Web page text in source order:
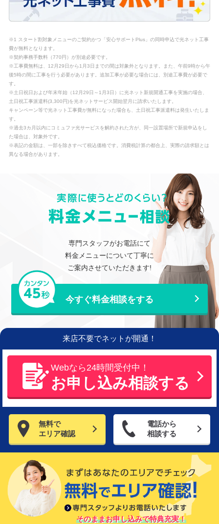
※1 スタート割対象メニューのご契約かつ「安心サポートPlus」の同時申込で光ネット工事
費が無料となります。
※契約事務手数料（770円）が別途必要です。
※工事費無料は、12月29日から1月3日までの間は対象外となります。また、午前9時から午
後5時の間に工事を行う必要があります。追加工事が必要な場合には、別途工事費が必要で
す。
※土日祝日および年末年始（12月29日～1月3日）に光ネット新規開通工事を実施の場合、
土日祝工事派遣料(3,300円)を光ネットサービス開始翌月に請求いたします。
キャンペーン等で光ネット工事費が無料になった場合も、土日祝工事派遣料は発生いたしま
す。
※過去3カ月以内にコミュファ光サービスを解約された方が、同一設置場所で新規申込をし
た場合は、対象外です。
※表記の金額は、一部を除きすべて税込価格です。消費税計算の都合上、実際の請求額とは
異なる場合があります。
専門スタッフがお電話にて
料金メニューについて丁寧に
ご案内させていただきます!
今すぐ料金相談をする
来店不要でネットが開通！
Webなら24時間受付中！
お申し込み相談する
無料で
エリア確認
電話から
相談する